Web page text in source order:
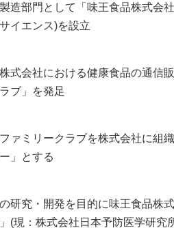
造部門として「味王食品株式会
イエンス)を設立
式会社における健康食品の通信
ブ」を発足
ァミリークラブを株式会社に組
」とする
研究・開発を目的に味王食品株
(現：株式会社日本予防医学研究